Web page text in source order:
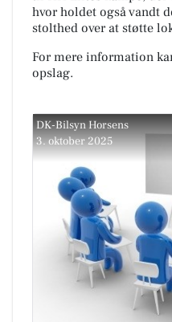
hvor holdet også vandt
stolthed over at støtte
For mere information
opslag.
DK-Bilsyn Horsens
3. oktober 2025